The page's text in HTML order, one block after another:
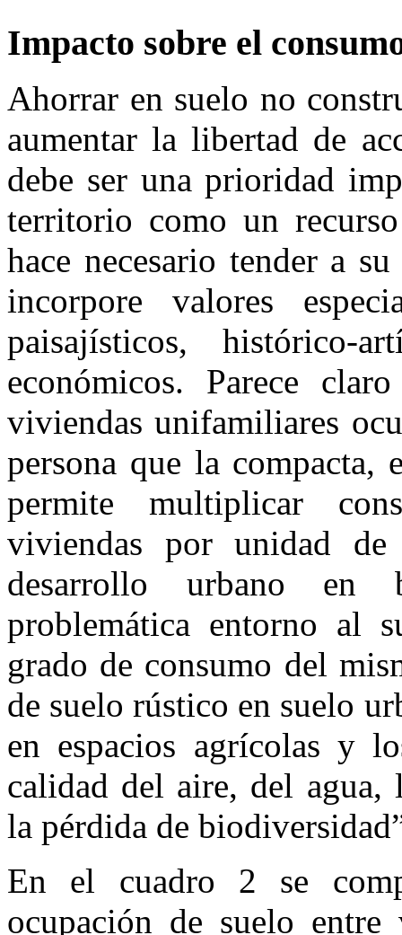
Impacto sobre el
Ahorrar en suelo no
aumentar la libertad de
debe ser una prioridad
territorio como un
hace necesario tender a
incorpore valores
paisajísticos, histórico-
económicos. Parece
viviendas unifamiliares
persona que la
permite multiplicar
viviendas por unidad de
desarrollo urbano en
problemática entorno al
grado de consumo del
de suelo rústico en suelo
en espacios agrícolas y
calidad del aire, del agua,
la pérdida de
En el cuadro 2 se
ocupación de suelo entre